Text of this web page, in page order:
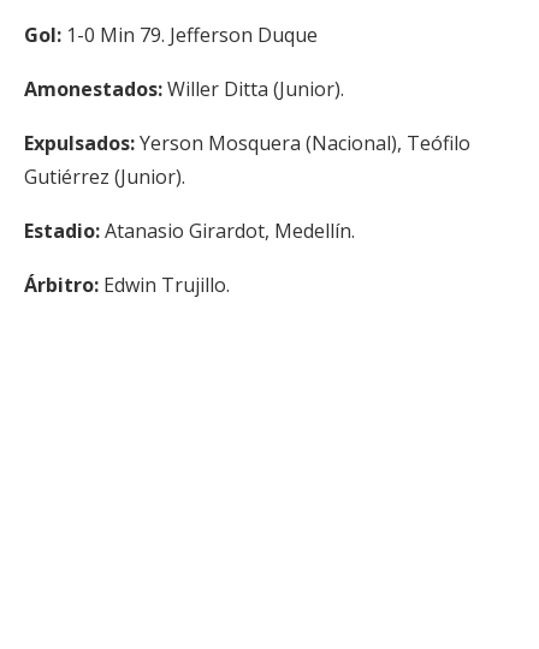
Gol: 1-0 Min 79. Jefferson Duque
Amonestados:Willer Ditta (Junior).
Expulsados:Yerson Mosquera (Nacional), Teófilo
Gutiérrez (Junior).
Estadio:Atanasio Girardot, Medellín.
Árbitro: Edwin Trujillo.